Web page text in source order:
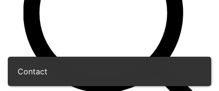
Contact